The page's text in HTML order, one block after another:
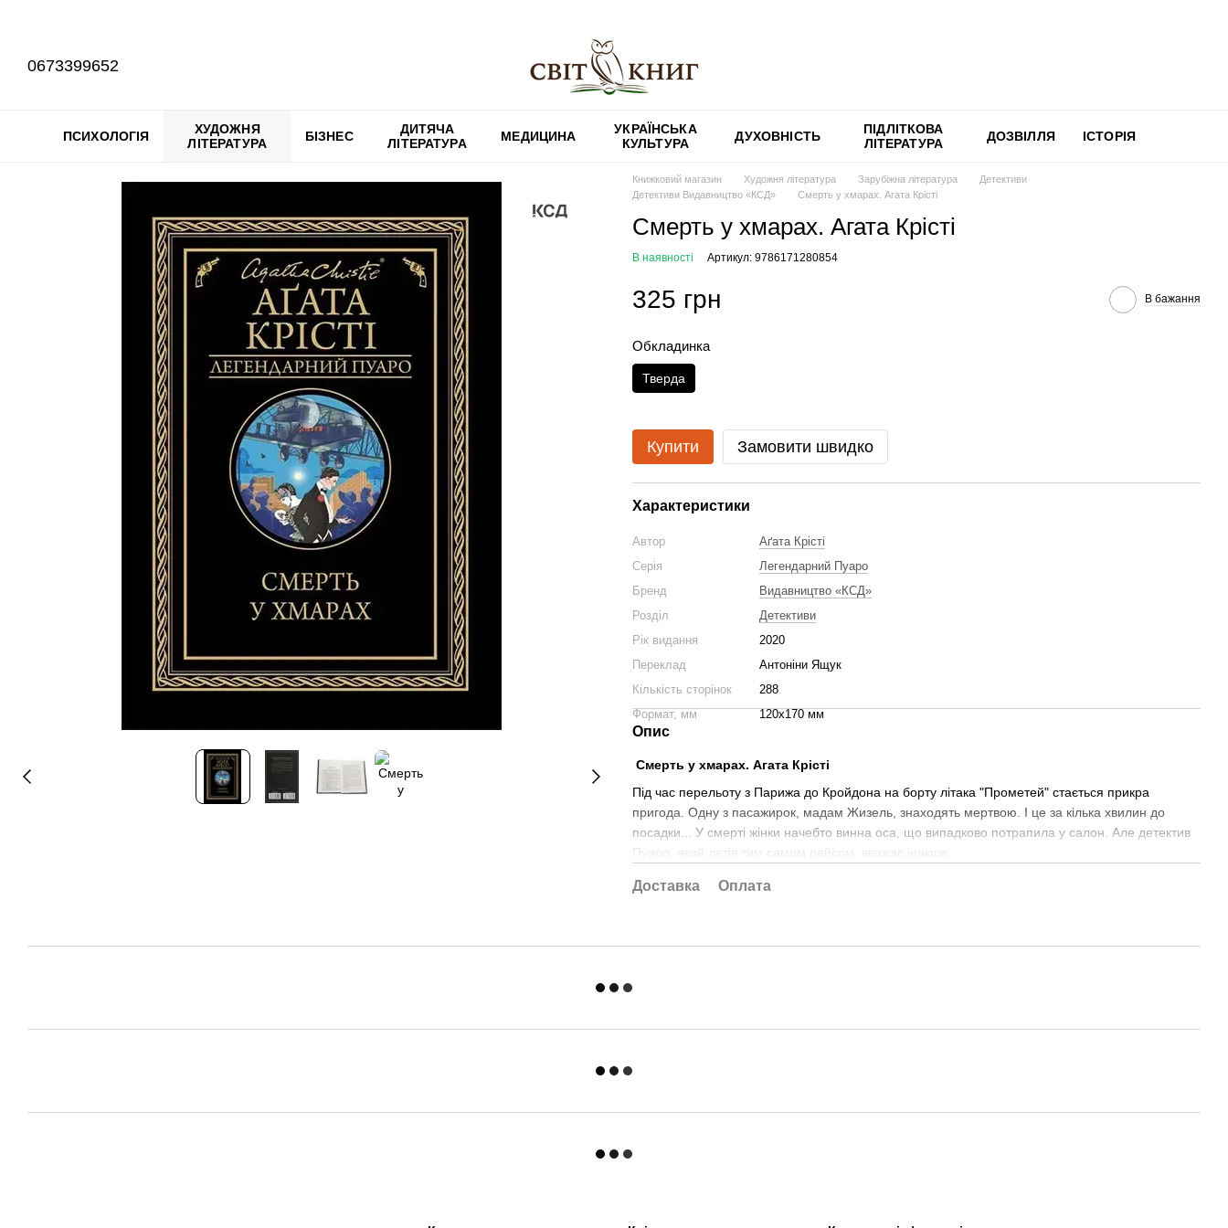
0673399652
ПСИХОЛОГІЯ
ХУДОЖНЯ
ЛІТЕРАТУРА
БІЗНЕС
ДИТЯЧА
ЛІТЕРАТУРА
МЕДИЦИНА
УКРАЇНСЬКА
КУЛЬТУРА
ДУХОВНІСТЬ
ПІДЛІТКОВА
ЛІТЕРАТУРА
ДОЗВІЛЛЯ ІСТОРІЯ
Книжковий магазин Художня література Зарубіжна література
Детективи
Детективи Видавництво «КСД»
Смерть у хмарах. Агата Крісті
Смерть у хмарах. Агата Крісті
В наявності Артикул: 9786171280854
325 грн В бажання
Обкладинка
Тверда
Купити Замовити швидко
Характеристики
Автор
Аґата Крісті
Серія
Легендарний Пуаро
Бренд
Видавництво «КСД»
Розділ
Детективи
Рік видання
2020
Переклад
Антоніни Ящук
Кількість сторінок
288
Формат, мм
120х170 мм
Опис
Смерть у хмарах. Агата Крісті
Під час перельоту з Парижа до Кройдона на борту літака "Прометей" стається прикра
пригода. Одну з пасажирок, мадам Жизель, знаходять мертвою. І це за кілька хвилин до
посадки... У смерті жінки начебто винна оса, що випадково потрапила у салон. Але детектив
Пуаро, який летів тим самим рейсом, вважає інакше.
Доставка Оплата